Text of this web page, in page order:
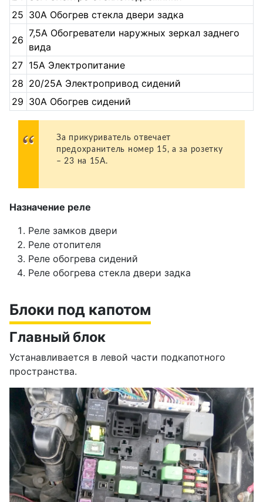
25 30А Обогрев стекла двери задка
26
7,5А Обогреватели наружных зеркал заднего
вида
27 15А Электропитание
28 20/25А Электропривод сидений
29 30А Обогрев сидений
За прикуриватель отвечает
предохранитель номер 15, а за розетку
– 23 на 15А.
Назначение реле
Реле замков двери
Реле отопителя
Реле обогрева сидений
Реле обогрева стекла двери задка
Блоки под капотом
Главный блок
Устанавливается в левой части подкапотного
пространства.